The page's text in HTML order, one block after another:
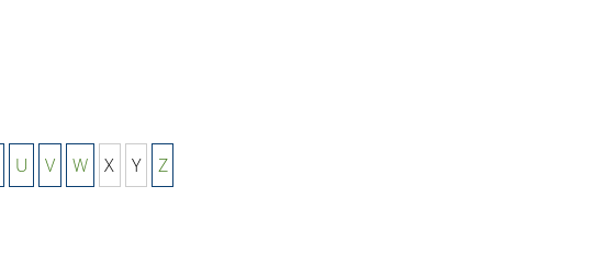
U V W X Y Z